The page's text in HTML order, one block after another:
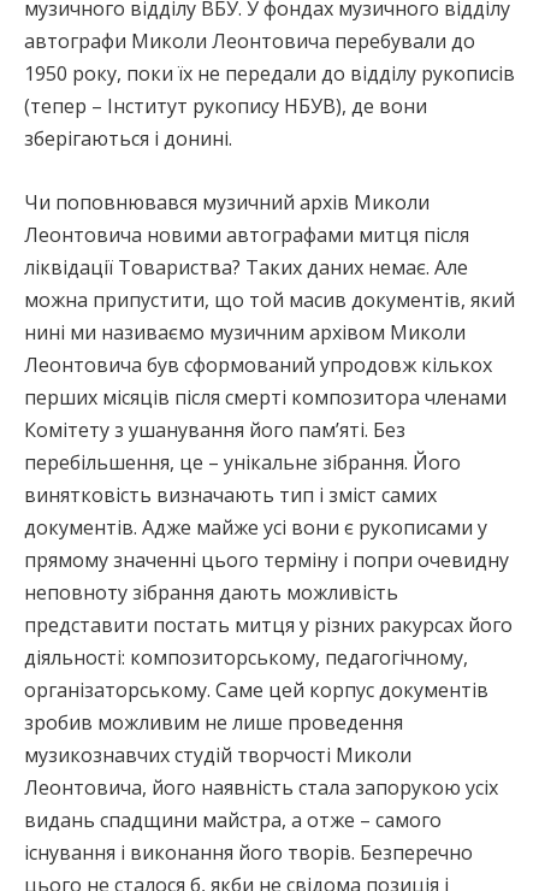
музичного відділу ВБУ. У фондах музичного відділу
автографи Миколи Леонтовича перебували до
1950 року, поки їх не передали до відділу рукописів
(тепер – Інститут рукопису НБУВ), де вони
зберігаються і донині.
Чи поповнювався музичний архів Миколи
Леонтовича новими автографами митця після
ліквідації Товариства? Таких даних немає. Але
можна припустити, що той масив документів, який
нині ми називаємо музичним архівом Миколи
Леонтовича був сформований упродовж кількох
перших місяців після смерті композитора членами
Комітету з ушанування його пам’яті. Без
перебільшення, це – унікальне зібрання. Його
винятковість визначають тип і зміст самих
документів. Адже майже усі вони є рукописами у
прямому значенні цього терміну і попри очевидну
неповноту зібрання дають можливість
представити постать митця у різних ракурсах його
діяльності: композиторському, педагогічному,
організаторському. Саме цей корпус документів
зробив можливим не лише проведення
музикознавчих студій творчості Миколи
Леонтовича, його наявність стала запорукою усіх
видань спадщини майстра, а отже – самого
існування і виконання його творів. Безперечно
цього не сталося б, якби не свідома позиція і